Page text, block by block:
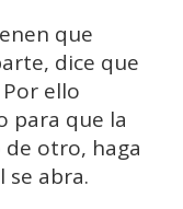
que
dice que
ello
para que la
otro, haga
se abra.